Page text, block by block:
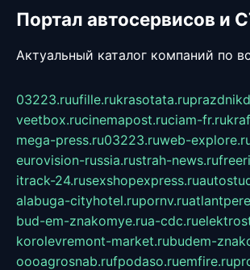
Портал автосервисов и
Актуальный каталог компаний по
03223.ruufille.rukrasotata.ru
veetbox.rucinemapost.ruciam-fr.ru
mega-press.ru03223.ruweb-
eurovision-russia.rustrah-news.ru
itrack-24.rusexshopexpress.ru
alabuga-cityhotel.rupornv.ru
bud-em-znakomye.rua-cdc.ru
korolevremont-market.rubudem-
oooagrosnab.rufpodaso.ruemfire.ru